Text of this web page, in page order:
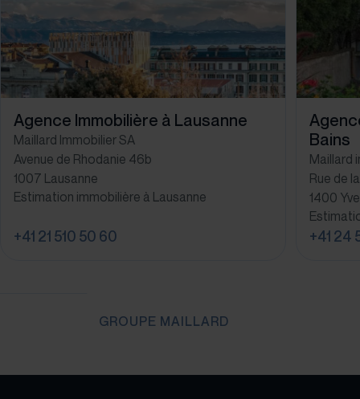
Agence Immobilière à Lausanne
Maillard Immobilier SA
Avenue de Rhodanie 46b
1007 Lausanne
Estimation immobilière à Lausanne
+41 21 510 50 60
Bains
Maillard
Rue de
1400
+41 24
GROUPE MAILLARD